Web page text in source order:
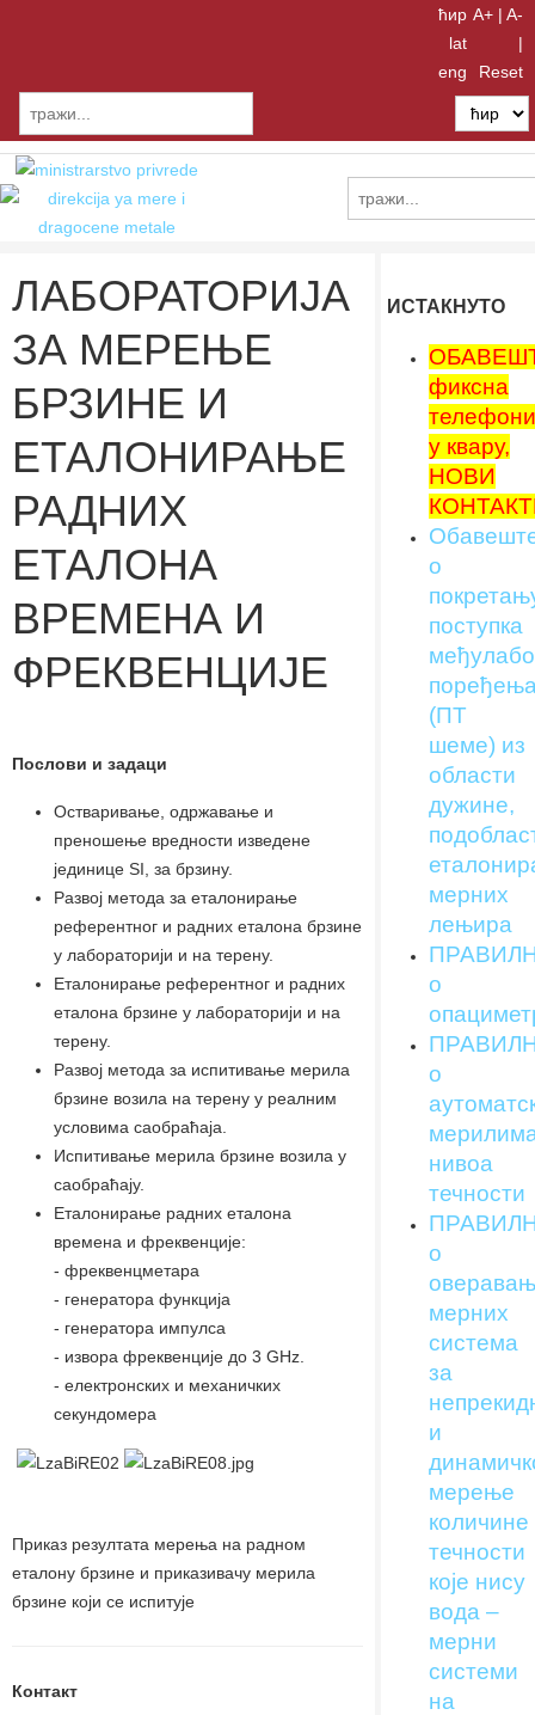
ћир
lat
eng
A+ | A-
|
Reset
ЛАБОРАТОРИЈА
ЗА МЕРЕЊЕ
БРЗИНЕ И
ЕТАЛОНИРАЊЕ
РАДНИХ
ЕТАЛОНА
ВРЕМЕНА И
ФРЕКВЕНЦИЈЕ
Послови и задаци
Остваривање, одржавање и
преношење вредности изведене
јединице SI, за брзину.
Развој метода за еталонирање
референтног и радних еталона брзине
у лабораторији и на терену.
Еталонирање референтног и радних
еталона брзине у лабораторији и на
терену.
Развој метода за испитивање мерила
брзине возила на терену у реалним
условима саобраћаја.
Испитивање мерила брзине возила у
саобраћају.
Еталонирање радних еталона
времена и фреквенције:
- фреквенцметара
- генератора функција
- генератора импулса
- извора фреквенције до 3 GHz.
- електронских и механичких
секундомера
Приказ резултата мерења на радном
еталону брзине и приказивачу мерила
брзине који се испитује
Контакт
ИСТАКНУТО
фиксна
у квару,
НОВИ
о
поступка
(ПТ
шеме) из
области
дужине,
мерних
лењира
о
о
нивоа
течности
о
мерних
система
за
и
мерење
количине
течности
које нису
вода –
мерни
системи
на